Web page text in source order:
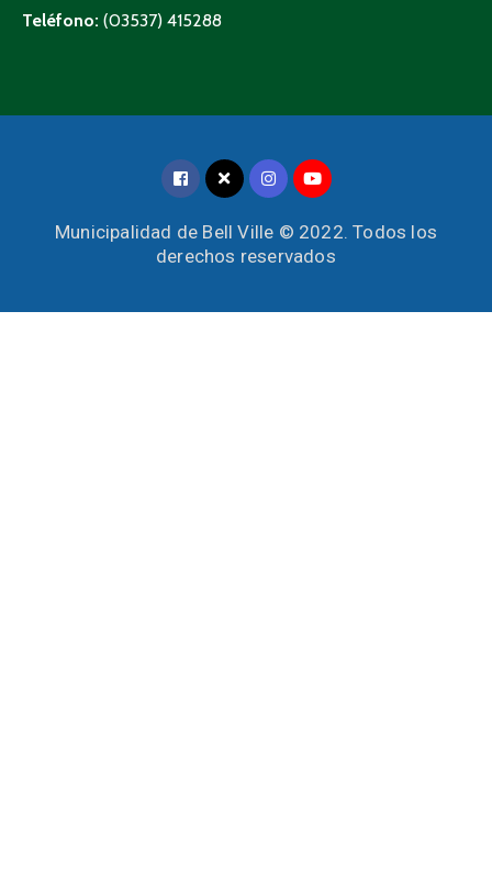
Teléfono: (03537) 415288
Municipalidad de Bell Ville © 2022. Todos los
derechos reservados